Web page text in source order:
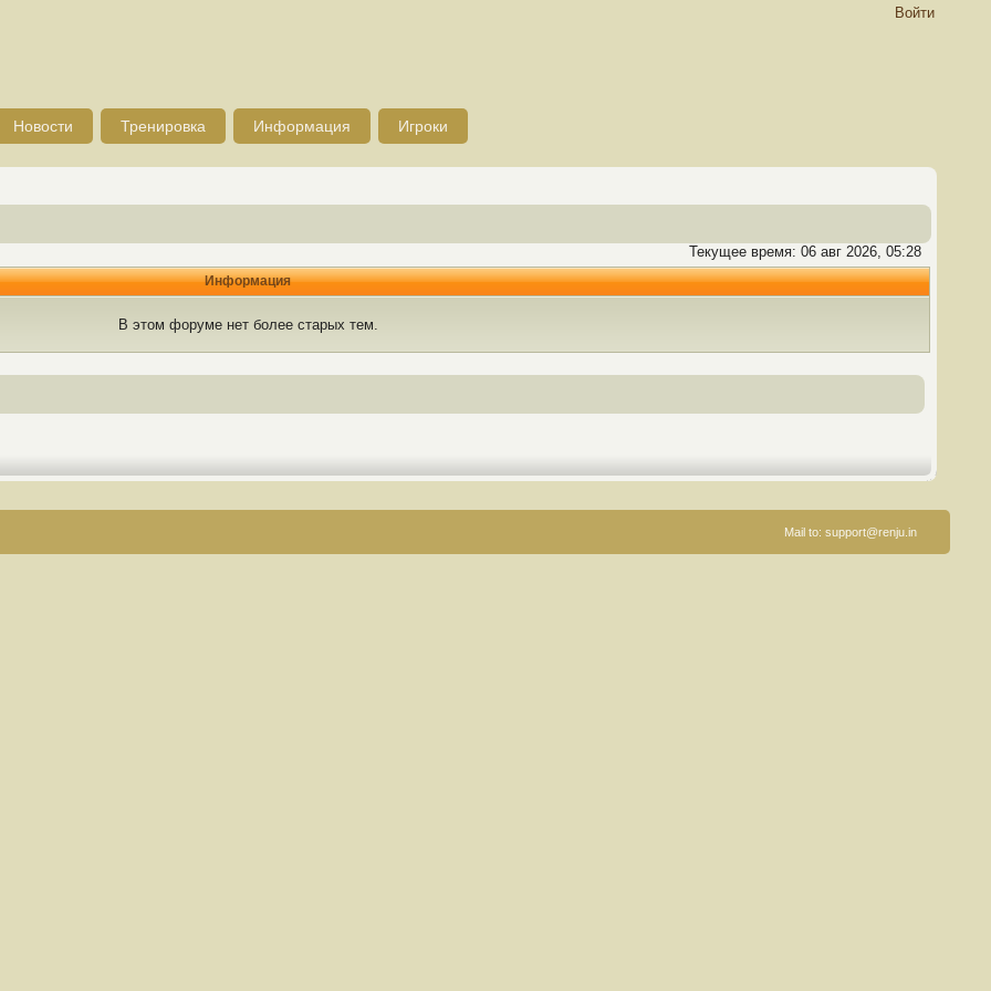
Войти
Новости Тренировка Информация Игроки
Текущее время: 06 авг 2026, 05:28
Информация
В этом форуме нет более старых тем.
Mail to: support@renju.in